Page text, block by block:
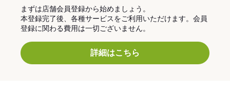
まずは店舗会員登録から始めましょう。
本登録完了後、各種サービスをご利用いただけます。会員
登録に関わる費用は一切ございません。
詳細はこちら